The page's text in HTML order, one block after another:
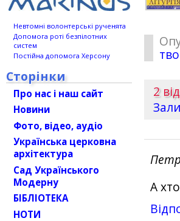
2
А
Невтомні волонтерські рученята
Допомога роті безпілотних
систем
Постійна допомога Херсону
Сторінки
Про нас і наш сайт
Новини
Фото, відео, аудіо
Українська церковна
архітектура
Сад Українського
Модерну
БІБЛІОТЕКА
НОТИ